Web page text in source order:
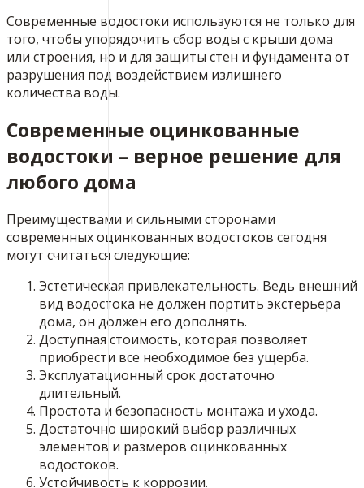
Современные водостоки используются не только для
того, чтобы упорядочить сбор воды с крыши дома
или строения, но и для защиты стен и фундамента от
разрушения под воздействием излишнего
количества воды.
Современные оцинкованные
водостоки – верное решение для
любого дома
Преимуществами и сильными сторонами
современных оцинкованных водостоков сегодня
могут считаться следующие:
Эстетическая привлекательность. Ведь внешний
вид водостока не должен портить экстерьера
дома, он должен его дополнять.
Доступная стоимость, которая позволяет
приобрести все необходимое без ущерба.
Эксплуатационный срок достаточно
длительный.
Простота и безопасность монтажа и ухода.
Достаточно широкий выбор различных
элементов и размеров оцинкованных
водостоков.
Устойчивость к коррозии.